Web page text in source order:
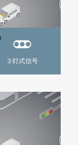
３灯式信号